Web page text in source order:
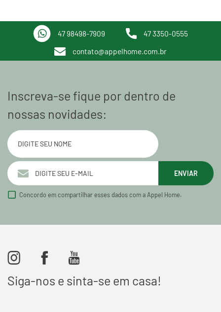
47 98498-7909 47 3350-0555
contato@appelhome.com.br
Inscreva-se fique por dentro de
nossas novidades:
ENVIAR
Concordo em compartilhar esses dados com a Appel Home.
Siga-nos e sinta-se em casa!